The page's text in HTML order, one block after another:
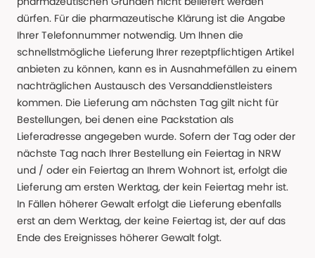
dürfen. Für die pharmazeutische Klärung ist die Angabe
Ihrer Telefonnummer notwendig. Um Ihnen die
schnellstmögliche Lieferung Ihrer rezeptpflichtigen Artikel
anbieten zu können, kann es in Ausnahmefällen zu einem
nachträglichen Austausch des Versanddienstleisters
kommen. Die Lieferung am nächsten Tag gilt nicht für
Bestellungen, bei denen eine Packstation als
Lieferadresse angegeben wurde. Sofern der Tag oder der
nächste Tag nach Ihrer Bestellung ein Feiertag in NRW
und / oder ein Feiertag an Ihrem Wohnort ist, erfolgt die
Lieferung am ersten Werktag, der kein Feiertag mehr ist.
In Fällen höherer Gewalt erfolgt die Lieferung ebenfalls
erst an dem Werktag, der keine Feiertag ist, der auf das
Ende des Ereignisses höherer Gewalt folgt.